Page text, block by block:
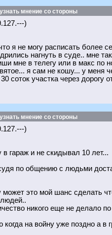
мнение со стороны
)
я не могу расписать более
нагнуть в суде.. мне
мне в телегу или в макс по
я сам не кошу... у
соток участка через дорогу
мнение со стороны
)
гараж и не скидывал 10 лет...
по общению с людьми
это мой шанс сделать
никого еще не делало
когда на войну уже поздно а в